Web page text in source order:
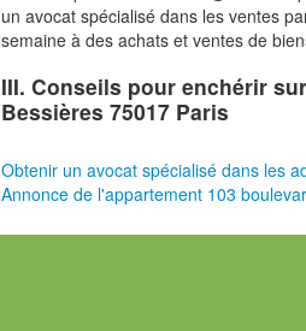
un avocat spécialisé dans les ventes
semaine à des achats et ventes de
III. Conseils pour enchérir
Bessières 75017 Paris
Obtenir un avocat spécialisé dans les
Annonce de l'appartement 103